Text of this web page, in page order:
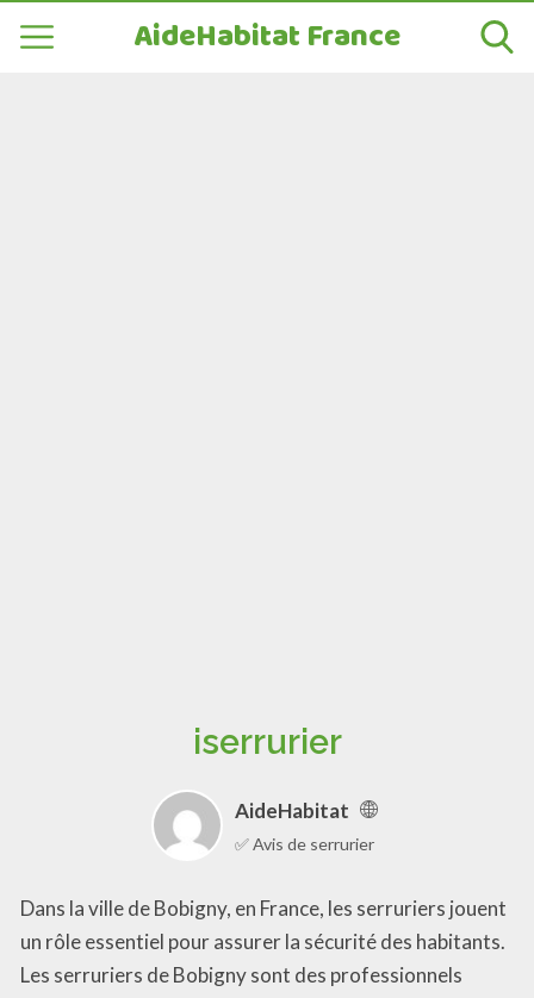
AideHabitat France
iserrurier
AideHabitat
✅ Avis de serrurier
Dans la ville de Bobigny, en France, les serruriers jouent
un rôle essentiel pour assurer la sécurité des habitants.
Les serruriers de Bobigny sont des professionnels